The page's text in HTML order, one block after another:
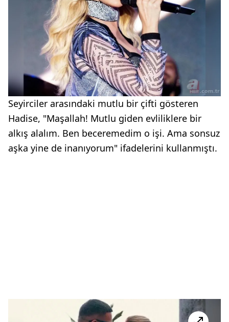
Seyirciler arasındaki mutlu bir çifti gösteren
Hadise, "Maşallah! Mutlu giden evliliklere bir
alkış alalım. Ben beceremedim o işi. Ama sonsuz
aşka yine de inanıyorum" ifadelerini kullanmıştı.